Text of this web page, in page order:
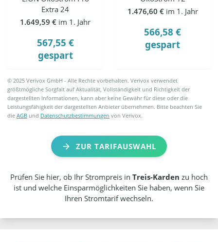
Extra 24
1.649,59 € im 1. Jahr
567,55 €
gespart
1.476,60 € im 1. Jahr
566,58 €
gespart
© 2025 Verivox GmbH - Alle Rechte vorbehalten. Verivox verwendet
größtmögliche Sorgfalt auf Aktualität, Vollständigkeit und Richtigkeit der
dargestellten Informationen, kann aber keine Gewähr für diese oder die
Leistungsfähigkeit der dargestellten Anbieter übernehmen. Bitte beachten Sie
dieAGB und Datenschutzbestimmungen von Verivox.
ZUR TARIFAUSWAHL
Prüfen Sie hier, ob Ihr Strompreis in Treis-Karden zu hoch
ist und welche Einsparmöglichkeiten Sie haben, wenn Sie
Ihren Stromtarif wechseln.